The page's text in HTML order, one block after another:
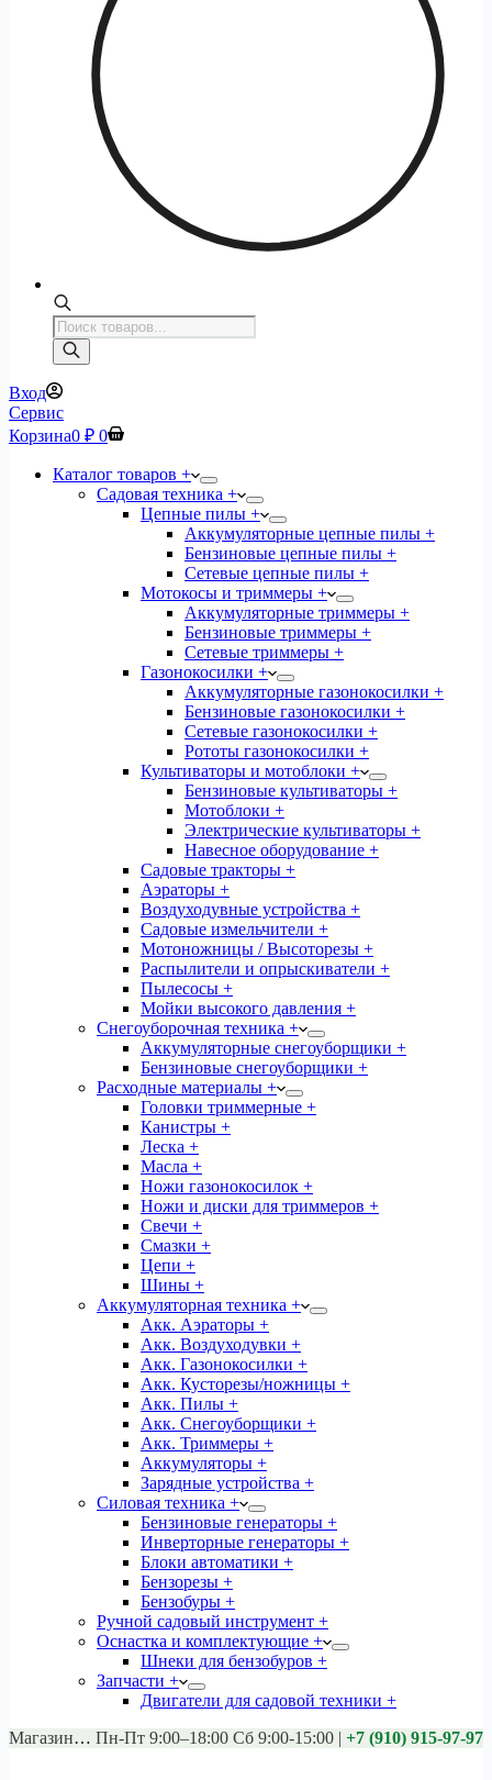
Поиск
товаров
Вход
Сервис
Корзина0 ₽ 0
Каталог товаров +
Садовая техника +
Цепные пилы +
Аккумуляторные цепные пилы +
Бензиновые цепные пилы +
Сетевые цепные пилы +
Мотокосы и триммеры +
Аккумуляторные триммеры +
Бензиновые триммеры +
Сетевые триммеры +
Газонокосилки +
Аккумуляторные газонокосилки +
Бензиновые газонокосилки +
Сетевые газонокосилки +
Рототы газонокосилки +
Культиваторы и мотоблоки +
Бензиновые культиваторы +
Мотоблоки +
Электрические культиваторы +
Навесное оборудование +
Садовые тракторы +
Аэраторы +
Воздуходувные устройства +
Садовые измельчители +
Мотоножницы / Высоторезы +
Распылители и опрыскиватели +
Пылесосы +
Мойки высокого давления +
Снегоуборочная техника +
Аккумуляторные снегоуборщики +
Бензиновые снегоуборщики +
Расходные материалы +
Головки триммерные +
Канистры +
Леска +
Масла +
Ножи газонокосилок +
Ножи и диски для триммеров +
Свечи +
Смазки +
Цепи +
Шины +
Аккумуляторная техника +
Акк. Аэраторы +
Акк. Воздуходувки +
Акк. Газонокосилки +
Акк. Кусторезы/ножницы +
Акк. Пилы +
Акк. Снегоуборщики +
Акк. Триммеры +
Аккумуляторы +
Зарядные устройства +
Силовая техника +
Бензиновые генераторы +
Инверторные генераторы +
Блоки автоматики +
Бензорезы +
Бензобуры +
Ручной садовый инструмент +
Оснастка и комплектующие +
Шнеки для бензобуров +
Запчасти +
Двигатели для садовой техники +
Магазины: Калуга ул. Московская д.113
Пн-Пт 9:00–18:00 Сб 9:00-15:00 | +7 (910) 915-97-97